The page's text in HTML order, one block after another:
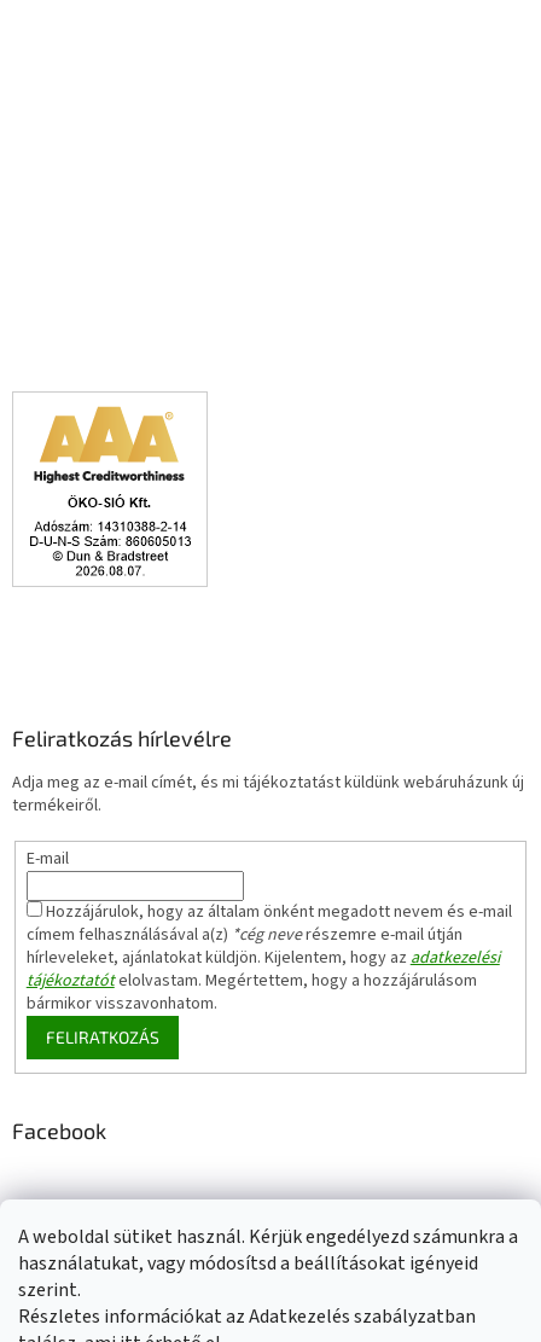
A weboldal sütiket használ. Kérjük engedélyezd számunkra a
használatukat, vagy módosítsd a beállításokat igényeid
szerint.
Részletes információkat az Adatkezelés szabályzatban
Feliratkozás hírlevélre
Adja meg az e-mail címét, és mi tájékoztatást küldünk webáruházunk új
termékeiről.
E-mail
Hozzájárulok, hogy az általam önként megadott nevem és e-mail
címem felhasználásával a(z) *cég neverészemre e-mail útján
hírleveleket, ajánlatokat küldjön. Kijelentem, hogy azadatkezelési
tájékoztatótelolvastam. Megértettem, hogy a hozzájárulásom
bármikor visszavonhatom.
FELIRATKOZÁS
Facebook
Adatkezelési tájékoztató Elérhetőségeink Impresszum
Üzleti feltételek (ÁSZF) Jótállási tájékoztató